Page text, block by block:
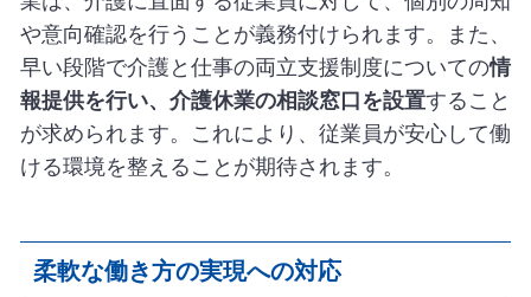
や意向確認を行うことが義務付けられます。また、
早い段階で介護と仕事の両立支援制度についての情
報提供を行い、介護休業の相談窓口を設置すること
が求められます。これにより、従業員が安心して働
ける環境を整えることが期待されます。
柔軟な働き方の実現への対応